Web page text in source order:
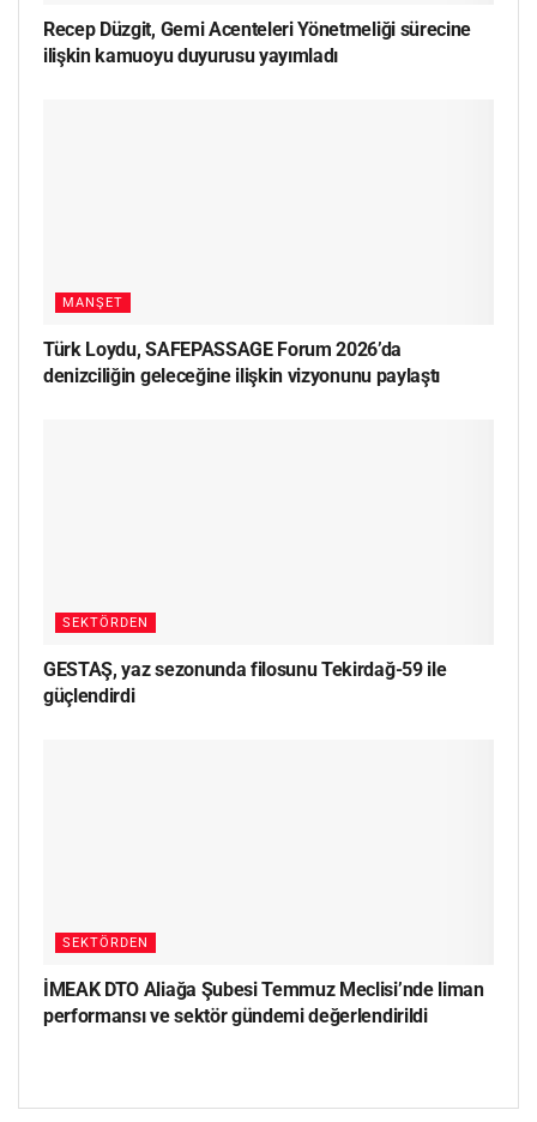
Recep Düzgit, Gemi Acenteleri Yönetmeliği sürecine
ilişkin kamuoyu duyurusu yayımladı
MANŞET
Türk Loydu, SAFEPASSAGE Forum 2026’da
denizciliğin geleceğine ilişkin vizyonunu paylaştı
SEKTÖRDEN
GESTAŞ, yaz sezonunda filosunu Tekirdağ-59 ile
güçlendirdi
SEKTÖRDEN
İMEAK DTO Aliağa Şubesi Temmuz Meclisi’nde liman
performansı ve sektör gündemi değerlendirildi